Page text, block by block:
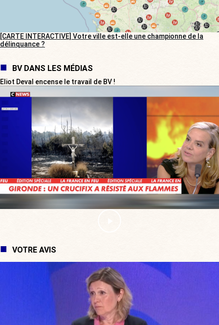
[CARTE INTERACTIVE] Votre ville est-elle une championne de la
délinquance ?
BV DANS LES MÉDIAS
Eliot Deval encense le travail de BV !
VOTRE AVIS